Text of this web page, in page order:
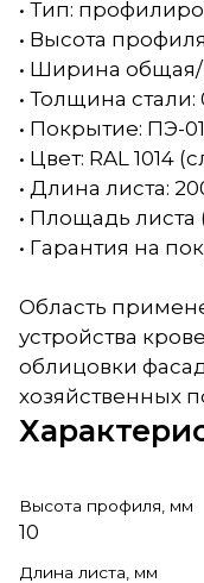
• Тип:
• Высота
• Ширина общая/
• Толщина
• Покрытие: ПЭ-
• Цвет: RAL 1014
• Длина листа:
• Площадь листа
• Гарантия на
Область
устройства
облицовки
хозяйственных
Высота профиля, мм
10
Длина листа, мм